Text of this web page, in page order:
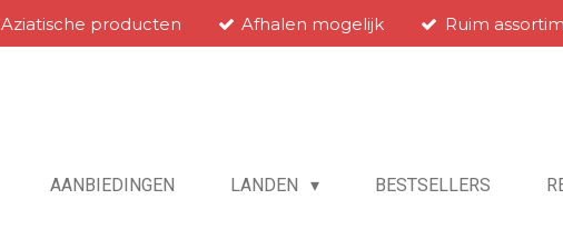
Aziatische producten Afhalen mogelijk Ruim
AANBIEDINGEN LANDEN BESTSELLERS